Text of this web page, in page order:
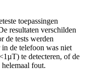
toepassingen
resultaten verschilden
de tests werden
de telefoon was niet
te detecteren, of de
fout.